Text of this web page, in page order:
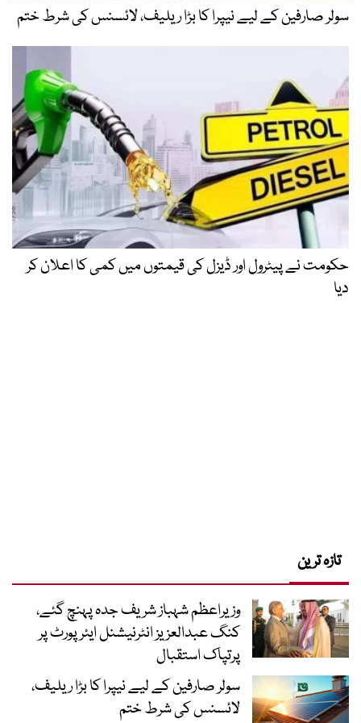
سولر صارفین کے لیے نیپرا کا بڑا ریلیف، لائسنس کی شرط ختم
حکومت نے پیٹرول اور ڈیزل کی قیمتوں میں کمی کا اعلان کر
دیا
تازہ ترین
وزیراعظم شہباز شریف جدہ پہنچ گئے،
کنگ عبدالعزیز انٹرنیشنل ایئر پورٹ پر
پرتپاک استقبال
سولر صارفین کے لیے نیپرا کا بڑا ریلیف،
لائسنس کی شرط ختم